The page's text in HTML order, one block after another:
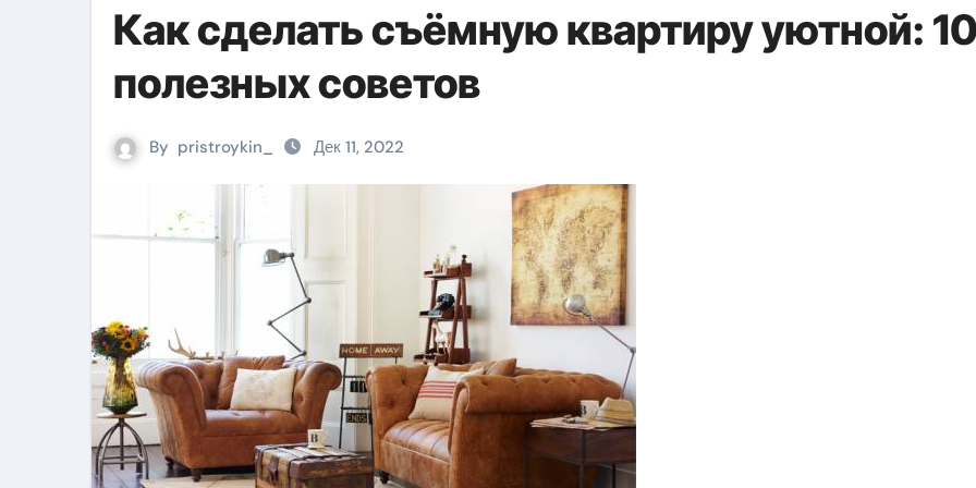
Как сделать съёмную квартиру уютной:
полезных советов
By pristroykin_ Дек 11, 2022